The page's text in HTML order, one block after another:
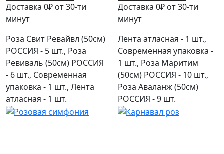
Доставка 0₽ от 30-ти
минут
Роза Свит Ревайвл (50см)
РОССИЯ - 5 шт., Роза
Ревиваль (50см) РОССИЯ
- 6 шт., Современная
упаковка - 1 шт., Лента
атласная - 1 шт.
Доставка 0₽ от 30-ти
минут
Лента атласная - 1 шт.,
Современная упаковка -
1 шт., Роза Маритим
(50см) РОССИЯ - 10 шт.,
Роза Аваланж (50см)
РОССИЯ - 9 шт.